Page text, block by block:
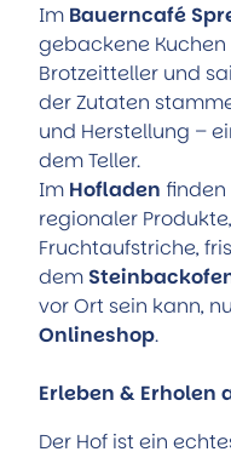
Im Bauerncafé
gebackene Kuchen
Brotzeitteller und
der Zutaten
und Herstellung –
dem Teller.
Im Hofladen finden
regionaler
Fruchtaufstriche,
dem
vor Ort sein kann,
Onlineshop.
Erleben & Erholen
Der Hof ist ein